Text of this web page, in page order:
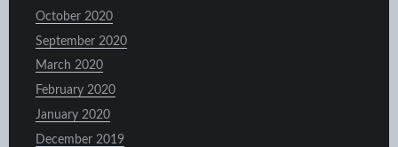
October 2020
September 2020
March 2020
February 2020
January 2020
December 2019